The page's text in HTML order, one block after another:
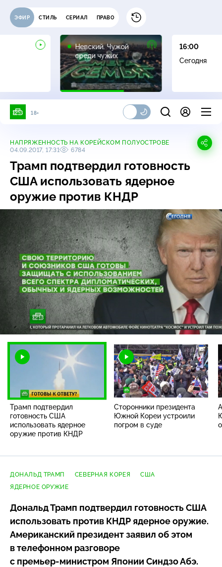
ЭФИР СТИЛЬ СЕРИАЛ ПРАВО
Невский. Чужой
среди чужих
16+
16:00
Сегодня
18+
НАПРЯЖЕННОСТЬ НА КОРЕЙСКОМ ПОЛУОСТРОВЕ
04.09.2017, 17:31
6784
Трамп подтвердил готовность
США использовать ядерное
оружие против КНДР
/
Загрузка
66.95%
Трамп подтвердил
готовность США
использовать ядерное
оружие против КНДР
Сторонники президента
Южной Кореи устроили
погром в суде
ДОНАЛЬД ТРАМП СЕВЕРНАЯ КОРЕЯ
США
ЯДЕРНОЕ ОРУЖИЕ
Дональд Трамп подтвердил готовность США
использовать против КНДР ядерное оружие.
Американский президент заявил об этом
в телефонном разговоре
с премьер-министром Японии Синдзо Абэ.